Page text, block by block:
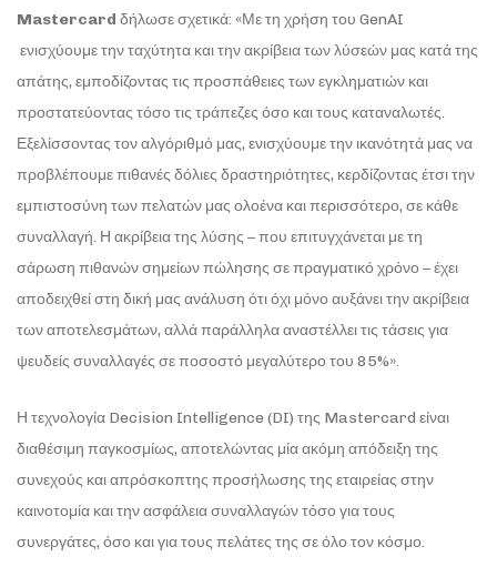
Mastercard δήλωσε σχετικά: «Με τη χρήση του GenAI
ενισχύουμε την ταχύτητα και την ακρίβεια των λύσεών μας κατά της
απάτης, εμποδίζοντας τις προσπάθειες των εγκληματιών και
προστατεύοντας τόσο τις τράπεζες όσο και τους καταναλωτές.
Εξελίσσοντας τον αλγόριθμό μας, ενισχύουμε την ικανότητά μας να
προβλέπουμε πιθανές δόλιες δραστηριότητες, κερδίζοντας έτσι την
εμπιστοσύνη των πελατών μας ολοένα και περισσότερο, σε κάθε
συναλλαγή. Η ακρίβεια της λύσης – που επιτυγχάνεται με τη
σάρωση πιθανών σημείων πώλησης σε πραγματικό χρόνο – έχει
αποδειχθεί στη δική μας ανάλυση ότι όχι μόνο αυξάνει την ακρίβεια
των αποτελεσμάτων, αλλά παράλληλα αναστέλλει τις τάσεις για
ψευδείς συναλλαγές σε ποσοστό μεγαλύτερο του 85%».
Η τεχνολογία Decision Intelligence (DI) της Mastercard είναι
διαθέσιμη παγκοσμίως, αποτελώντας μία ακόμη απόδειξη της
συνεχούς και απρόσκοπτης προσήλωσης της εταιρείας στην
καινοτομία και την ασφάλεια συναλλαγών τόσο για τους
συνεργάτες, όσο και για τους πελάτες της σε όλο τον κόσμο.